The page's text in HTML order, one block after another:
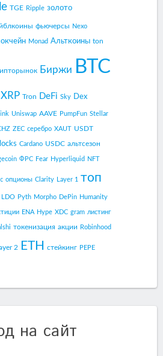
TGE Ripple золото
фьючерсы Nexo
Monad Альткоины ton
Биржи BTC
XRP Tron DeFi Sky Dex
Uniswap AAVE PumpFun Stellar
ZEC серебро XAUT USDT
Cardano USDC альтсезон
ФРС Fear Hyperliquid NFT
опционы Clarity Layer 1 топ
LDO Pyth Morpho DePin Humanity
ENA Hype XDC gram листинг
токенизация акции Robinhood
2 ETH стейкинг PEPE
на сайт